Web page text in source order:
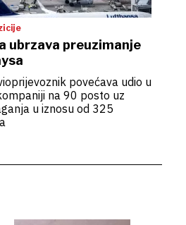
ubrzava preuzimanje
povećava udio u
na 90 posto uz
u iznosu od 325